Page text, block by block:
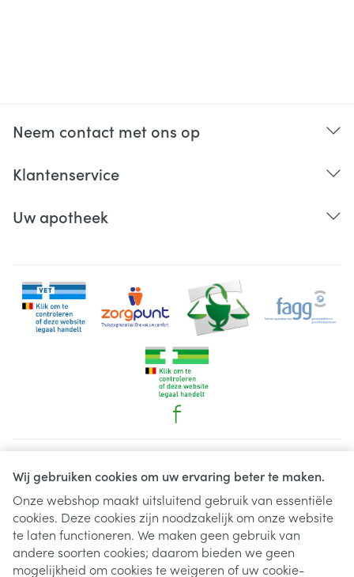
Wij gebruiken cookies om uw ervaring beter te maken.
Onze webshop maakt uitsluitend gebruik van essentiële
cookies. Deze cookies zijn noodzakelijk om onze website
te laten functioneren. We maken geen gebruik van
andere soorten cookies; daarom bieden we geen
mogelijkheid om cookies te weigeren of uw cookie-
Neem contact met ons op
Klantenservice
Uw apotheek
Juridische links